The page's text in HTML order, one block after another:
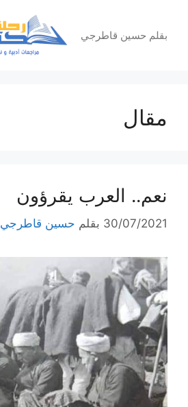
المحتوىبقلم حسين قاطرجي
مقال
نعم.. العرب يقرؤون
30/07/2021 بقلم حسين قاطرجي